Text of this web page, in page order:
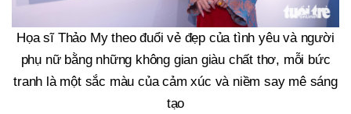
Họa sĩ Thảo My theo đuổi vẻ đẹp của tình yêu và người
phụ nữ bằng những không gian giàu chất thơ, mỗi bức
tranh là một sắc màu của cảm xúc và niềm say mê sáng
tạo